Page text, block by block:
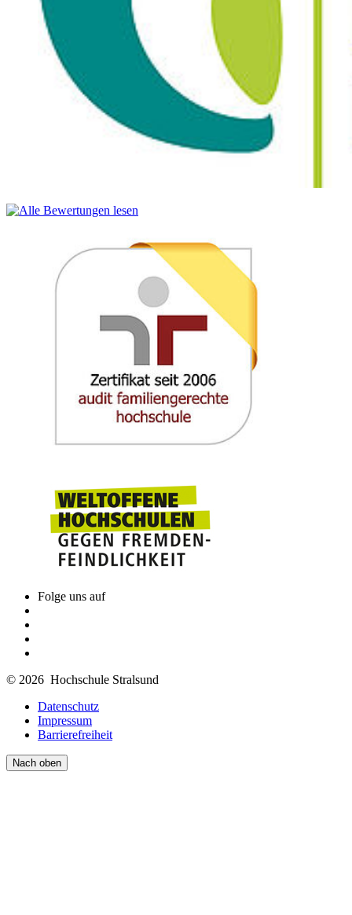
Folge uns auf
© 2026 Hochschule Stralsund
Datenschutz
Impressum
Barrierefreiheit
Nach oben